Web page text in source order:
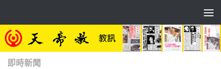
即時新聞